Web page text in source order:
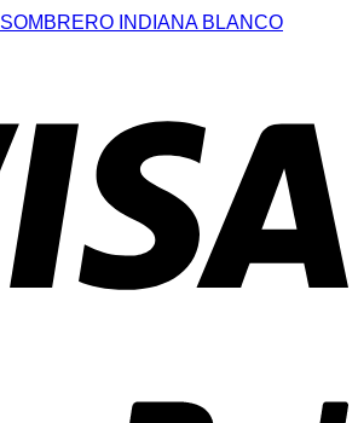
SOMBRERO INDIANA BLANCO